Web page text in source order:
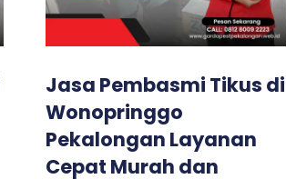
Jasa Pembasmi Tikus di
Wonopringgo
Pekalongan Layanan
Cepat Murah dan